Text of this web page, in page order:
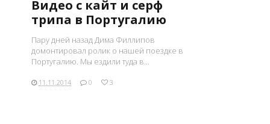
Видео с кайт и серф
трипа в Португалию
Пару дней назад Дима Филлипов
домонтировал ролик о нашей поездке в
Португалию. Мы ездили туда в...
11.11.2014 0 3